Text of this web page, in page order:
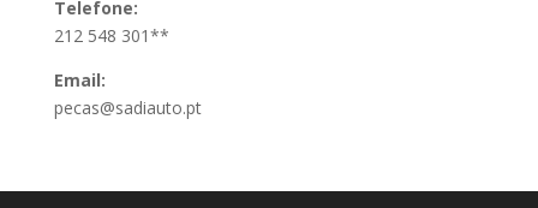
Telefone:
212 548 301**
Email:
pecas@sadiauto.pt